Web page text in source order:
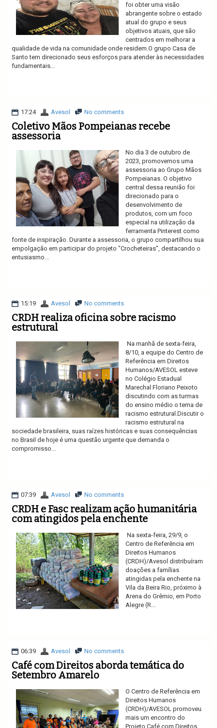
foi obter uma visão
abrangente sobre o estado
atual do grupo e seus
objetivos atuais, que são
centrados em melhorar a
qualidade de vida na comunidade onde residem.O grupo Casa de
Santo tem direcionado seus esforços para atender às necessidades
fundamentais...
17:24 Avesol No comments
Coletivo Mãos Pompeianas recebe
assessoria
No dia 3 de outubro de
2023, promovemos uma
assessoria ao Grupo Mãos
Pompeianas. O objetivo
central dessa reunião foi
direcionado para o
desenvolvimento de
produtos, com um foco
especial na utilização da
ferramenta Pinterest como
fonte de inspiração. Durante a assessoria, o grupo compartilhou sua
empolgação em participar do projeto "Crocheteiras", destacando o
entusiasmo...
15:19 Avesol No comments
CRDH realiza oficina sobre racismo
estrutural
Na manhã de sexta-feira,
8/10, a equipe do Centro de
Referência em Direitos
Humanos/AVESOL esteve
no Colégio Estadual
Marechal Floriano Peixoto
discutindo com as turmas
do ensino médio o tema de
racismo estrutural.Discutir o
racismo estrutural na
sociedade brasileira, suas raízes históricas e suas consequências
no Brasil de hoje é uma questão urgente que demanda o
compromisso...
07:39 Avesol No comments
CRDH e Fasc realizam ação humanitária
com atingidos pela enchente
Na sexta-feira, 29/9, o
Centro de Referência em
Direitos Humanos
(CRDH)/Avesol distribuíram
doações a famílias
atingidas pela enchente na
Vila da Beira Rio, próximo à
Arena do Grêmio, em Porto
Alegre (R...
06:39 Avesol No comments
Café com Direitos aborda temática do
Setembro Amarelo
O Centro de Referência em
Direitos Humanos
(CRDH)/AVESOL promoveu
mais um encontro do
Projeto Café com Direitos.